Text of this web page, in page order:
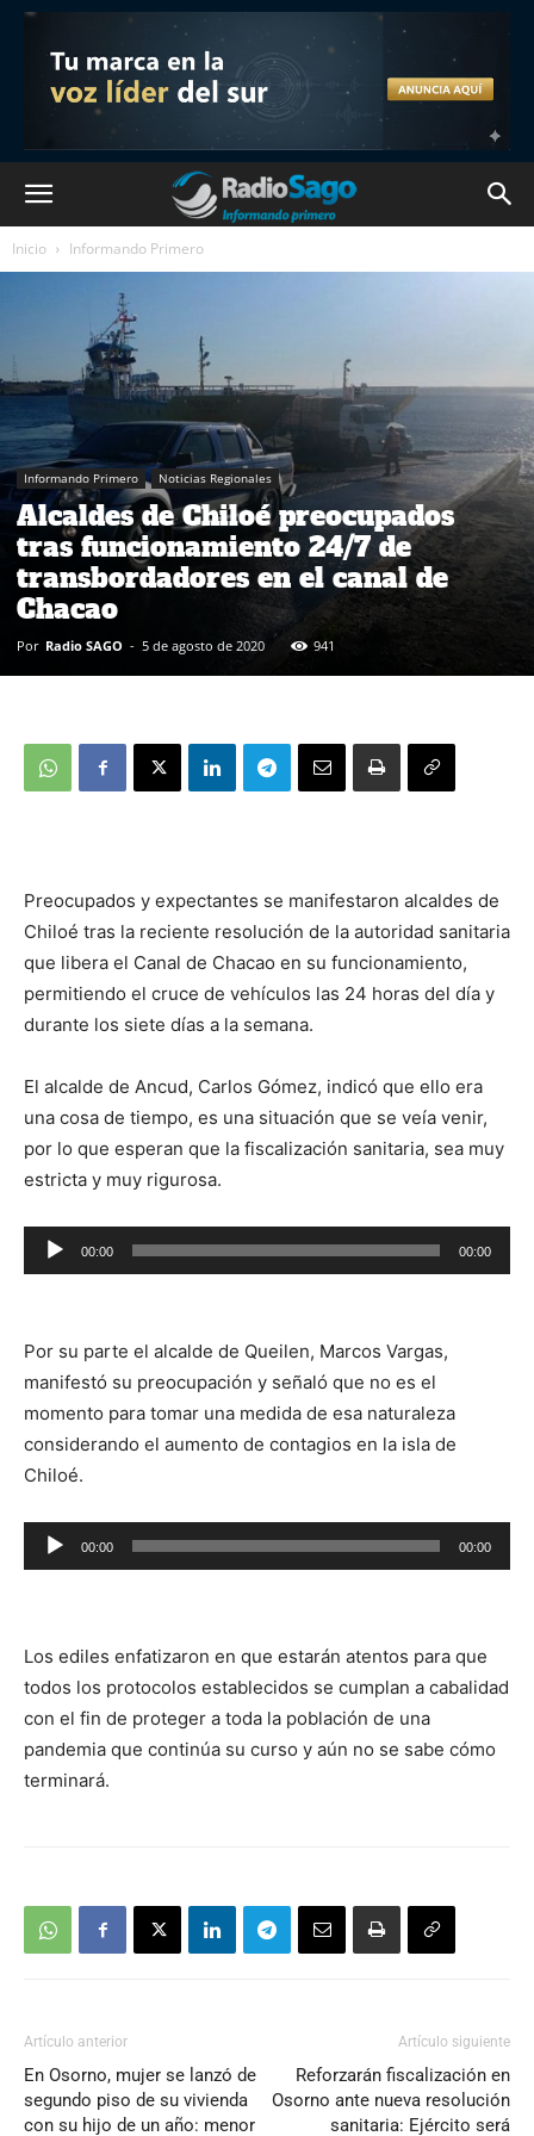
Inicio Informando Primero
Informando Primero Noticias Regionales
Alcaldes de Chiloé preocupados
tras funcionamiento 24/7 de
transbordadores en el canal de
Chacao
Por Radio SAGO - 5 de agosto de 2020 941
Preocupados y expectantes se manifestaron alcaldes de
Chiloé tras la reciente resolución de la autoridad sanitaria
que libera el Canal de Chacao en su funcionamiento,
permitiendo el cruce de vehículos las 24 horas del día y
durante los siete días a la semana.
El alcalde de Ancud, Carlos Gómez, indicó que ello era
una cosa de tiempo, es una situación que se veía venir,
por lo que esperan que la fiscalización sanitaria, sea muy
estricta y muy rigurosa.
Reproductor
de
00:00 00:00
Por su parte el alcalde de Queilen, Marcos Vargas,
manifestó su preocupación y señaló que no es el
momento para tomar una medida de esa naturaleza
considerando el aumento de contagios en la isla de
Chiloé.
Reproductor
de
00:00 00:00
Los ediles enfatizaron en que estarán atentos para que
todos los protocolos establecidos se cumplan a cabalidad
con el fin de proteger a toda la población de una
pandemia que continúa su curso y aún no se sabe cómo
terminará.
Artículo anterior
En Osorno, mujer se lanzó de
segundo piso de su vivienda
con su hijo de un año: menor
Artículo siguiente
Reforzarán fiscalización en
Osorno ante nueva resolución
sanitaria: Ejército será